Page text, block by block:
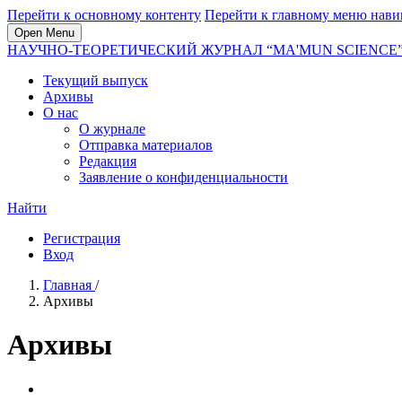
Перейти к основному контенту Перейти к главному меню
Open Menu
НАУЧНО-ТЕОРЕТИЧЕСКИЙ ЖУРНАЛ “MA'MUN
Текущий выпуск
Архивы
О нас
О журнале
Отправка материалов
Редакция
Заявление о конфиденциальности
Найти
Регистрация
Вход
Главная /
Архивы
Архивы